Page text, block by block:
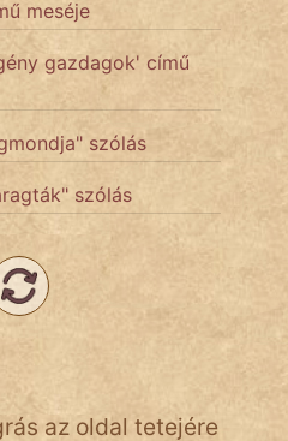
meséje
gazdagok' című
szólás
szólás
az oldal tetejére